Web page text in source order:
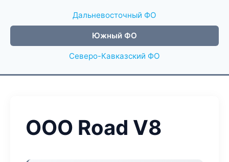
Дальневосточный ФО
Южный ФО
Северо-Кавказский ФО
ООО Road V8